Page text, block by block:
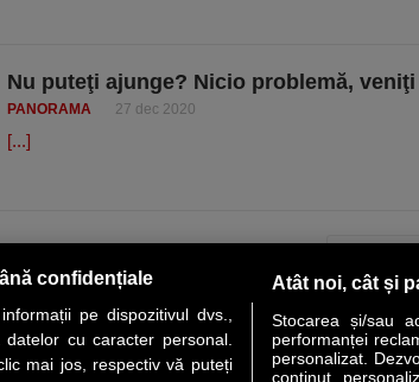
Nu puteţi ajunge? Nicio problemă,
PANORAMA 27 dec 2020
[...]
COVER STORY LIDERI ANALIZE HI-
confidențiale
pe dispozitivul dvs.,
cu caracter personal.
mai jos, respectiv vă puteți
Atât noi, cât și
Stocarea și/sau
performanței
personalizat.
conținut